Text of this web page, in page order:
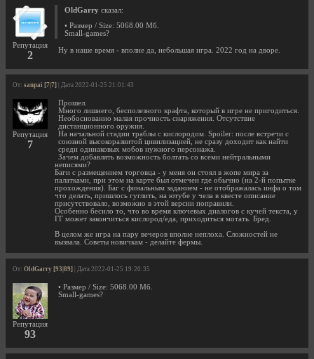
Репутация
2
OldGarry сказал:
• Размер / Size: 5068.00 Мб.
Small-games?
Ну в наше время - вполне да, небольшая игра. 2022 год на дворе.
От: sanpai [7|7] | Дата 2022-01-25 21:01:43
Репутация
7
Прошел.
Много лишнего, бесполезного крафта, который в игре не пригодиться.
Необоснованно малая прочность снаряжения. Отсутствие
дистанционного оружия.
На начальной стадии траблы с кислородом. Spoiler: после встречи с
союзной высокоразвитой цивилизацией, не сразу доходит как найти
среди одинаковых мобов нужного персонажа.
Зачем добавлять возможность болтать со всеми нейтральными
неписями?
Баги с размещением торговца - у меня он стоял в жопе мира за
палатками, при этом на карте был отмечен где обычно (на 2-й попытке
прохождения). Баг с финальным заданием - не отображалась инфа о том
что делать, пришлось гуглить, на ютубе у чела в квесте описание
присутствовало, возможно в этой версии поправили.
Особенно бесило то, что во время ключевых диалогов с кучей текста, у
ГГ может закончиться кислород/еда, приходиться мотать. Бред.
В целом же игра на пару вечеров вполне неплоха. Сложностей не
вызвала. Советы новичкам - делайте фермы.
От: OldGarry [93|89] | Дата 2022-01-25 19:20:35
Репутация
93
• Размер / Size: 5068.00 Мб.
Small-games?